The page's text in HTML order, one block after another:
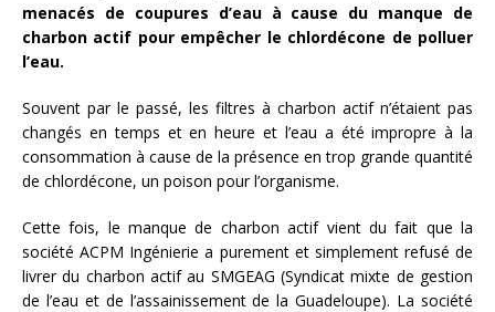
menacés de coupures d’eau à cause du manque de
charbon actif pour empêcher le chlordécone de polluer
l’eau.
Souvent par le passé, les filtres à charbon actif n’étaient pas
changés en temps et en heure et l’eau a été impropre à la
consommation à cause de la présence en trop grande quantité
de chlordécone, un poison pour l’organisme.
Cette fois, le manque de charbon actif vient du fait que la
société ACPM Ingénierie a purement et simplement refusé de
livrer du charbon actif au SMGEAG (Syndicat mixte de gestion
de l’eau et de l’assainissement de la Guadeloupe). La société